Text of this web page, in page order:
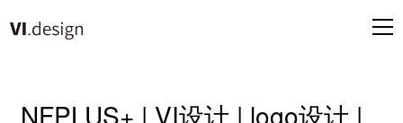
NFPLUS+ | VI设计 | logo设计 |